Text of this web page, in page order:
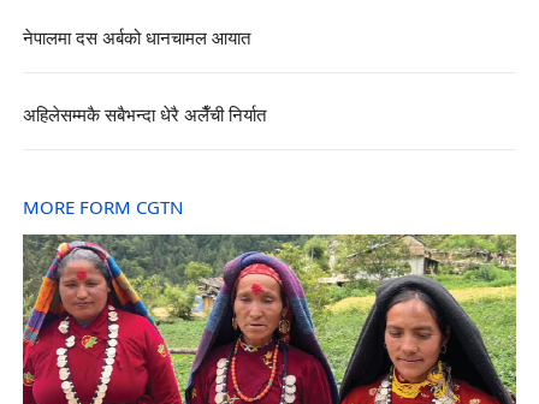
नेपालमा दस अर्बको धानचामल आयात
अहिलेसम्मकै सबैभन्दा धेरै अलैँची निर्यात
MORE FORM CGTN